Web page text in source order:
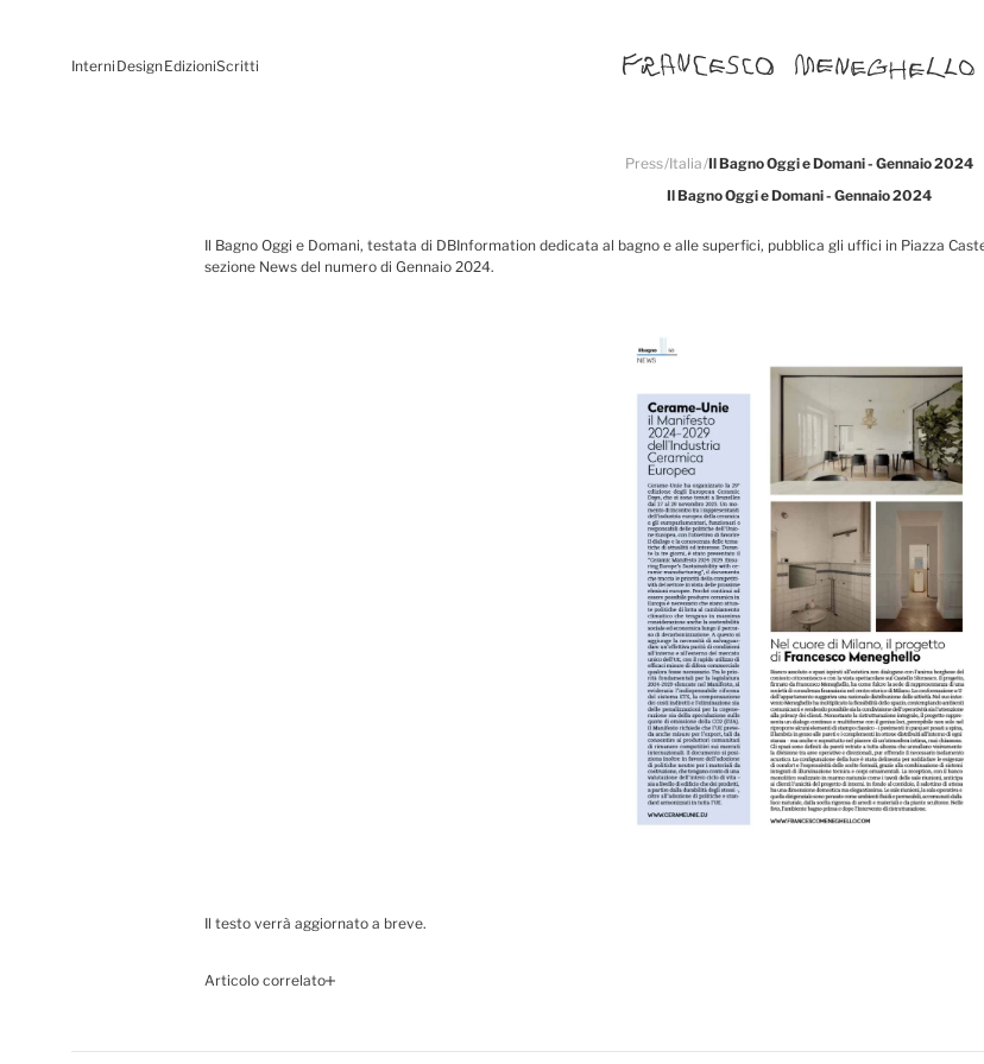
Interni DesignEdizioniScritti
Il Bagno Oggi e Domani - Gennaio 2024
Press/Italia/Il Bagno Oggi e Domani - Gennaio 2024
Il Bagno Oggi e Domani, testata di DBInformation dedicata al bagno e alle superfici, pubblica gli uffici in Piazza
sezione News del numero di Gennaio 2024.
Il testo verrà aggiornato a breve.
Articolo correlato